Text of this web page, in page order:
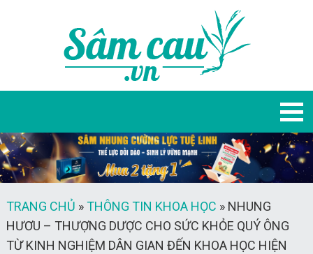
TRANG CHỦ »THÔNG TIN KHOA HỌC » NHUNG
HƯƠU – THƯỢNG DƯỢC CHO SỨC KHỎE QUÝ ÔNG
TỪ KINH NGHIỆM DÂN GIAN ĐẾN KHOA HỌC HIỆN